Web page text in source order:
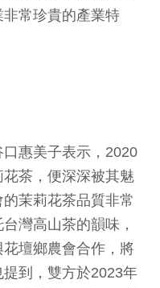
常珍貴的產業特
惠美子表示，2020
茶，便深深被其魅
茉莉花茶品質非常
灣高山茶的韻味，
壇鄉農會合作，將
到，雙方於2023年